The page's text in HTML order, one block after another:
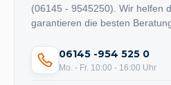
(06145 - 9545250). Wir helfen
garantieren die besten
06145 -954 525 0
Mo. - Fr. 10:00 - 16:00 Uhr